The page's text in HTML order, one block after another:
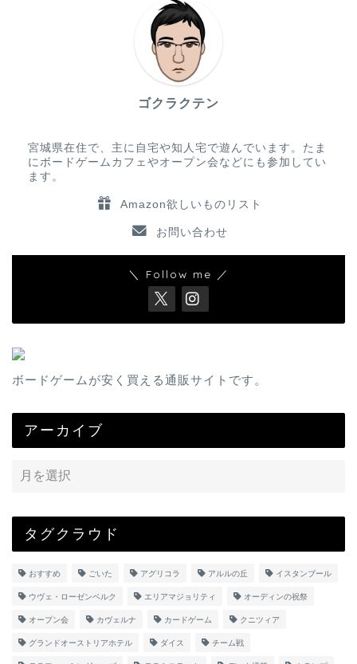
ゴクラクテン
宮城県在住で、主に自宅や知人宅で遊んでいます。たま
にボードゲームカフェやオープン会などにも参加してい
ます。
Amazon欲しいものリスト
お問い合わせ
＼ Follow me ／
ボードゲームが安く買える通販サイトです。
アーカイブ
タグクラウド
おすすめ ごいた アグリコラ アルルの丘 イスタンブール
ウヴェ・ローゼンベルク エリアマジョリティ オーディンの祝祭
オープン会 カヴェルナ カードゲーム クニツィア
グランドオーストリアホテル ダイス チーム戦